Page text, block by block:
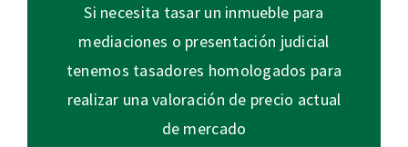
Si necesita tasar un inmueble para
mediaciones o presentación judicial
tenemos tasadores homologados para
realizar una valoración de precio actual
de mercado